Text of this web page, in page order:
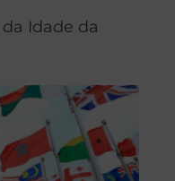
Idade da